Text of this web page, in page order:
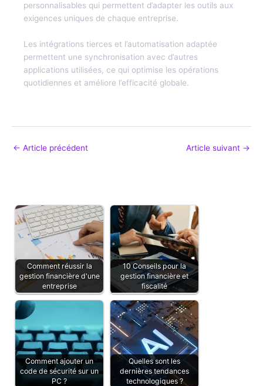
personnalisables qui permettent d’adapter les outils aux
exigences uniques de chaque entreprise.
Les intégrations tierces et l’automatisation adaptée
permettent une synchronisation avec d’autres
applications utilisées, ce qui optimise les opérations
quotidiennes et améliore l’efficacité globale.
← Article précédent Article suivant →
Comment réussir la
gestion financière d'une
entreprise
10 Conseils pour la
gestion financière et
fiscalité
Comment ajouter un
code de sécurité sur un
PC ?
Quelles sont les
dernières tendances
technologiques ?